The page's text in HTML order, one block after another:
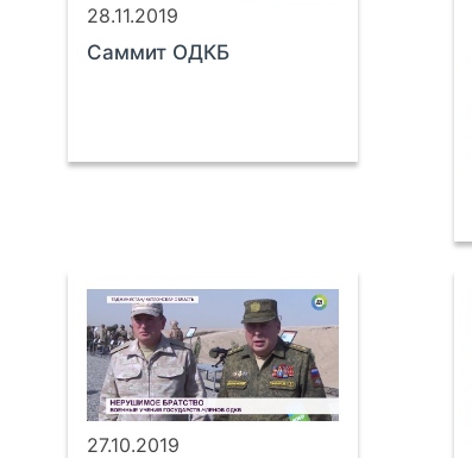
28.11.2019
Саммит ОДКБ
27.10.2019